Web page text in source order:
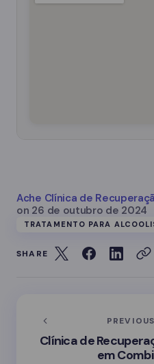
Ache Clínica de
on 26 de outubro de 2024
TRATAMENTO PARA
SHARE
Clínica de
em